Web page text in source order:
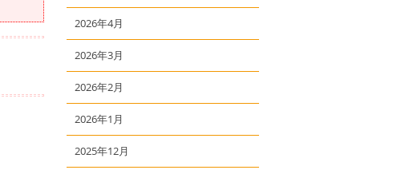
2026年4月
2026年3月
2026年2月
2026年1月
2025年12月